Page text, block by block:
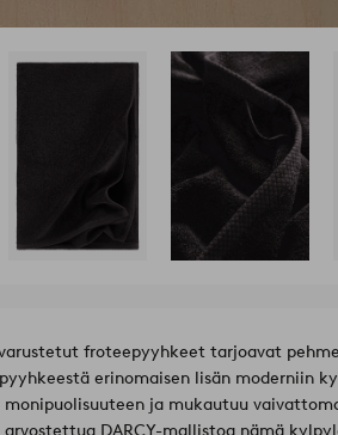
froteepyyhkeet tarjoavat
erinomaisen lisän moderniin
ja mukautuu
arvostettua DARCY-mallistoa nämä